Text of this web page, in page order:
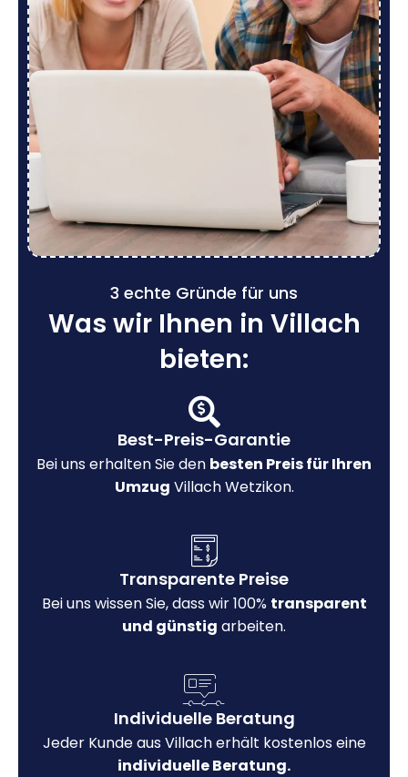
3 echte Gründe für uns
Was wir Ihnen in Villach
bieten:
Best-Preis-Garantie
Bei uns erhalten Sie den besten Preis für Ihren
Umzug Villach Wetzikon.
Transparente Preise
Bei uns wissen Sie, dass wir 100% transparent
und günstig arbeiten.
Individuelle Beratung
Jeder Kunde aus Villach erhält kostenlos eine
individuelle Beratung.